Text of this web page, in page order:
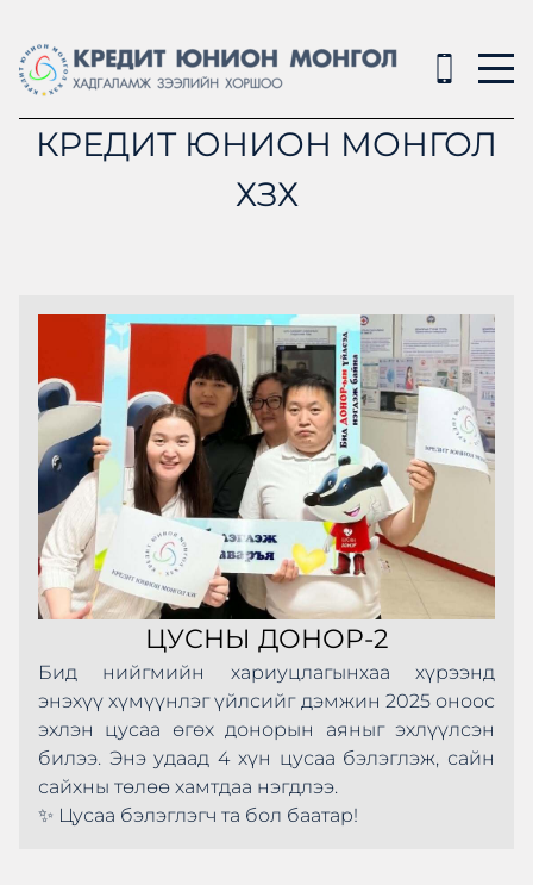
КРЕДИТ ЮНИОН МОНГОЛ
ХЗХ
ЦУСНЫ ДОНОР-2
Бид нийгмийн хариуцлагынхаа хүрээнд
энэхүү хүмүүнлэг үйлсийг дэмжин 2025 оноос
эхлэн цусаа өгөх донорын аяныг эхлүүлсэн
билээ. Энэ удаад 4 хүн цусаа бэлэглэж, сайн
сайхны төлөө хамтдаа нэгдлээ.
✨ Цусаа бэлэглэгч та бол баатар!